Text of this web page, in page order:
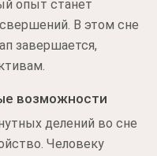
опыт станет
В этом сне
завершается,
возможности
делений во сне
Человеку